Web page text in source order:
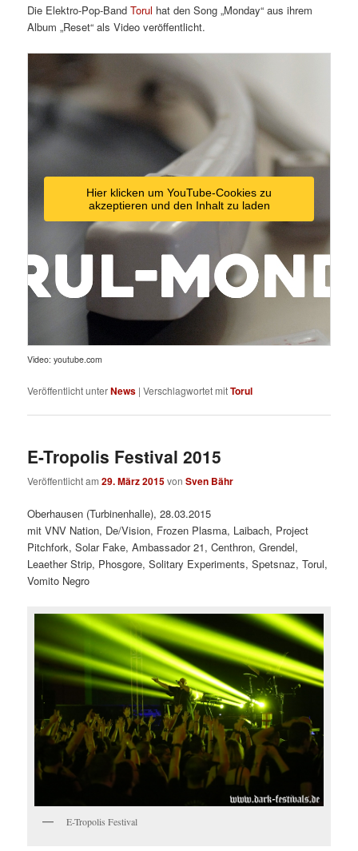
Die Elektro-Pop-BandTorul hat den Song „Monday“ aus ihrem
Album „Reset“ als Video veröffentlicht.
Hier klicken um YouTube-Cookies zu
akzeptieren und den Inhalt zu laden
Video: youtube.com
Veröffentlicht unterNews |Verschlagwortet mitTorul
E-Tropolis Festival 2015
Veröffentlicht am29. März 2015vonSven Bähr
Oberhausen (Turbinenhalle), 28.03.2015
mit VNV Nation, De/Vision, Frozen Plasma, Laibach, Project
Pitchfork, Solar Fake, Ambassador 21, Centhron, Grendel,
Leaether Strip, Phosgore, Solitary Experiments, Spetsnaz, Torul,
Vomito Negro
E-Tropolis Festival